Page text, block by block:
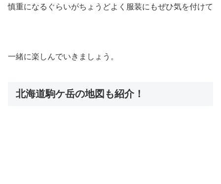
慎重になるぐらいがちょうどよく服装にもぜひ気を付けて
一緒に楽しんでいきましょう。
北海道駒ケ岳の地図も紹介！